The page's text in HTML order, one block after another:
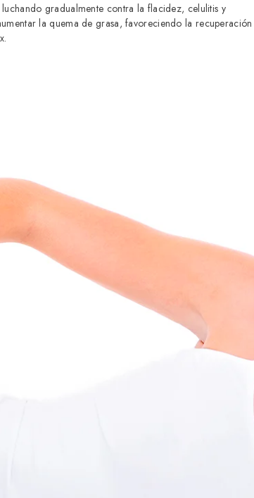
gradualmente contra la flacidez, celulitis y
la quema de grasa, favoreciendo la recuperación